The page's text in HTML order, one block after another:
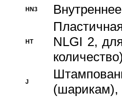
HN3
HT
NLGI 2,
количество)
J
(шарикам),